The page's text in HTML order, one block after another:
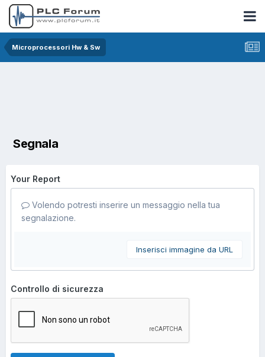
Microprocessori Hw & Sw
Segnala
Your Report
Volendo potresti inserire un messaggio nella tua
segnalazione.
Inserisci immagine da URL
Controllo di sicurezza